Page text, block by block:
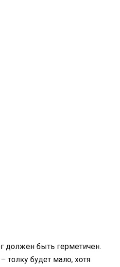
должен быть герметичен.
толку будет мало, хотя